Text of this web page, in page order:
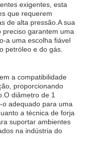
exigentes, esta
que requerem
de alta pressão.A sua
preciso garantem uma
a uma escolha fiável
petróleo e do gás.
a compatibilidade
proporcionando
diâmetro de 1
adequado para uma
a técnica de forja
suportar ambientes
na indústria do